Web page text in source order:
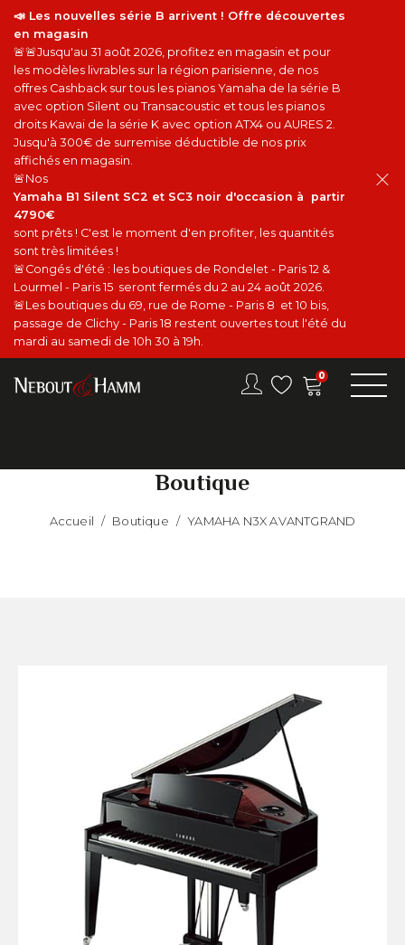
📣 Les nouvelles série B arrivent ! Offre découvertes
en magasin
🚨🚨Jusqu'au 31 août 2026, profitez en magasin et pour
les modèles livrables sur la région parisienne, de nos
offres Cashback sur tous les pianos Yamaha de la série B
avec option Silent ou Transacoustic et tous les pianos
droits Kawai de la série K avec option ATX4 ou AURES 2.
Jusqu'à 300€ de surremise déductible de nos prix
affichés en magasin.
🚨Nos
Yamaha B1 Silent SC2 et SC3 noir d'occasion à partir
4790€
sont prêts ! C'est le moment d'en profiter, les quantités
sont très limitées !
🚨Congés d'été : les boutiques de Rondelet - Paris 12 &
Lourmel - Paris 15 seront fermés du 2 au 24 août 2026.
🚨Les boutiques du 69, rue de Rome - Paris 8 et 10 bis,
passage de Clichy - Paris 18 restent ouvertes tout l'été du
mardi au samedi de 10h 30 à 19h.
0
Boutique
Accueil / Boutique / YAMAHA N3X AVANTGRAND